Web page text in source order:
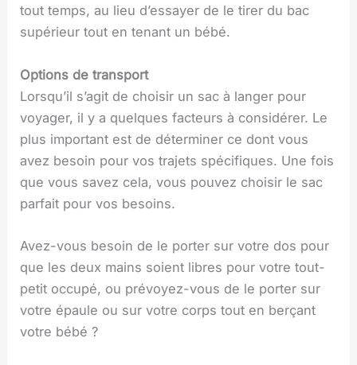
tout temps, au lieu d’essayer de le tirer du bac
supérieur tout en tenant un bébé.
Options de transport
Lorsqu’il s’agit de choisir un sac à langer pour
voyager, il y a quelques facteurs à considérer. Le
plus important est de déterminer ce dont vous
avez besoin pour vos trajets spécifiques. Une fois
que vous savez cela, vous pouvez choisir le sac
parfait pour vos besoins.
Avez-vous besoin de le porter sur votre dos pour
que les deux mains soient libres pour votre tout-
petit occupé, ou prévoyez-vous de le porter sur
votre épaule ou sur votre corps tout en berçant
votre bébé ?